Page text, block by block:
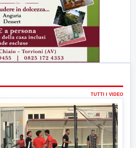
TUTTI I VIDEO